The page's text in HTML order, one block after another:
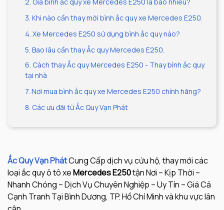
3. Khi nào cần thay mới bình ắc quy xe Mercedes E250.
4. Xe Mercedes E250 sử dụng bình ắc quy nào?
5. Bao lâu cần thay Ắc quy Mercedes E250.
6. Cách thay Ắc quy Mercedes E250 - Thay bình ắc quy
tại nhà
7. Nơi mua bình ắc quy xe Mercedes E250 chính hãng?
8. Các ưu đãi từ Ắc Quy Vạn Phát
Ắc Quy Vạn PhátCung Cấp dịch vụ cứu hộ, thay mới các
loại ắc quy ô tô xeMercedes E250tận Nơi – Kịp Thời –
Nhanh Chóng – Dịch Vụ Chuyên Nghiệp – Uy Tín – Giá Cả
Cạnh Tranh Tại Bình Dương, TP. Hồ Chí Minh và khu vực lân